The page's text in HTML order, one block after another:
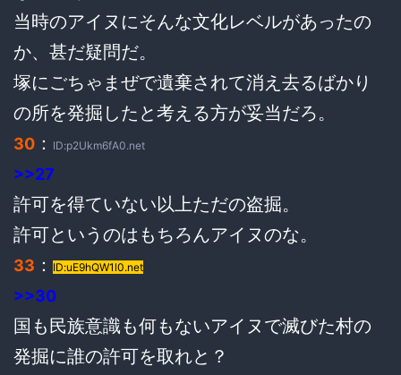
当時のアイヌにそんな文化レベルがあったの
か、甚だ疑問だ。
塚にごちゃまぜで遺棄されて消え去るばかり
の所を発掘したと考える方が妥当だろ。
30 ： ID:p2Ukm6fA0.net
>>27
許可を得ていない以上ただの盗掘。
許可というのはもちろんアイヌのな。
33 ： ID:uE9hQW1l0.net
>>30
国も民族意識も何もないアイヌで滅びた村の
発掘に誰の許可を取れと？